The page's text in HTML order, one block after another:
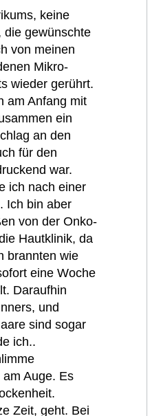
keine
die gewünschte
von meinen
Mikro-
wieder gerührt.
am Anfang mit
ein
an den
für den
war.
ich nach einer
Ich bin aber
von der Onko-
Hautklinik, da
brannten wie
eine Woche
Daraufhin
und
sind sogar
ich..
Auge. Es
Zeit, geht. Bei